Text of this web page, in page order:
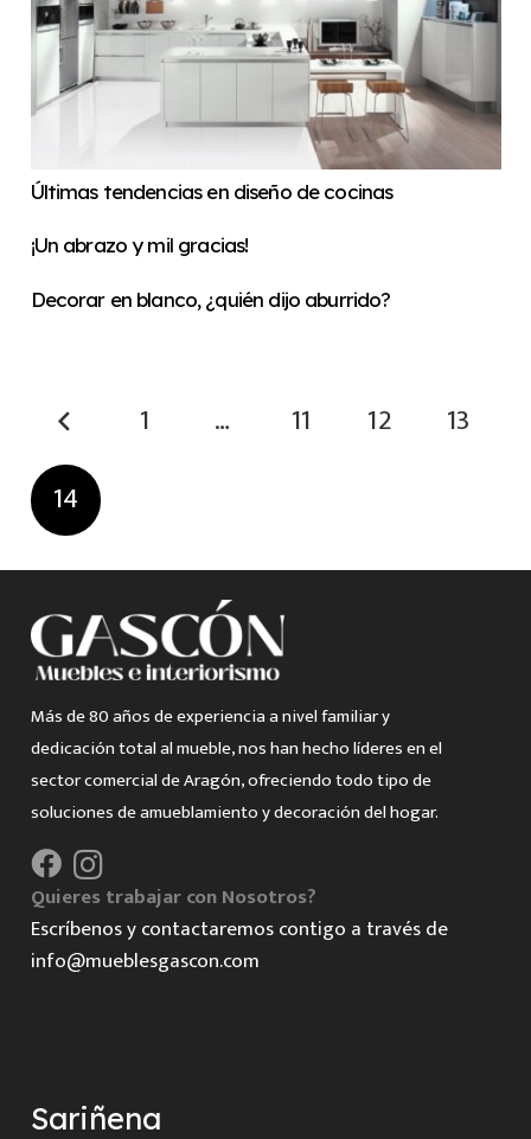
Últimas tendencias en diseño de cocinas
¡Un abrazo y mil gracias!
Decorar en blanco, ¿quién dijo aburrido?
1 … 11 12
13
14
Más de 80 años de experiencia a nivel familiar y
dedicación total al mueble, nos han hecho líderes en el
sector comercial de Aragón, ofreciendo todo tipo de
soluciones de amueblamiento y decoración del hogar.
Quieres trabajar con Nosotros?
Escríbenos y contactaremos contigo a través de
info@mueblesgascon.com
Sariñena